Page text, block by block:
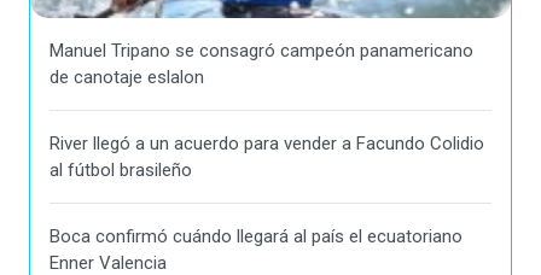
Manuel Tripano se consagró campeón panamericano
de canotaje eslalon
River llegó a un acuerdo para vender a Facundo Colidio
al fútbol brasileño
Boca confirmó cuándo llegará al país el ecuatoriano
Enner Valencia